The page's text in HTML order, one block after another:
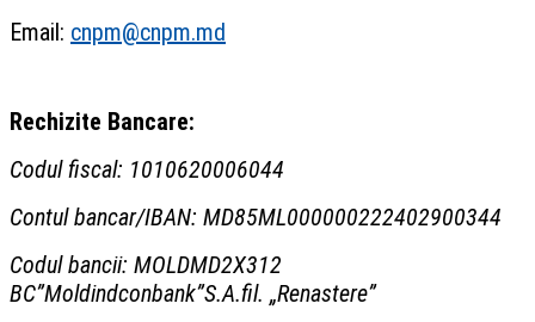
Email: cnpm@cnpm.md
Rechizite Bancare:
Codul fiscal: 1010620006044
Contul bancar/IBAN: MD85ML000000222402900344
Codul bancii: MOLDMD2X312
BC”Moldindconbank”S.A.fil. „Renastere”